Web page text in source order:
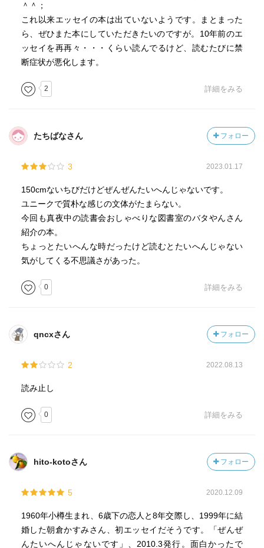
＾＾；
これ以来エッセイの本は出ていないようです。まとまった
ら、ぜひまた本にしていただきたいのですが。10年前のエ
ッセイを再再々・・・くらい読んでるけど、読むたびに禁
断症状が悪化します。
2 詳細をみる
たちばなさん フォロー
3 2023.01.17
150cmないちびだけどぜんぜんたいへんじゃないです。
ユニークで質朴な感じの文体がたまらない。
今回も真夜中の読書会おしゃべりな図書室のバタやんさん
紹介の本。
ちょっとたいへんな時だったけど読むとたいへんじゃない
気がしてくる不思議さがあった。
0 詳細をみる
qncxさん フォロー
2 2022.08.13
読み止し
0 詳細をみる
hito-kotoさん フォロー
5 2020.12.09
1960年小樽生まれ、6歳下の恋人と8年交際し、1999年に結
婚した朝倉かすみさん、初エッセイだそうです。「ぜんぜ
んたいへんじゃないです」、2010.3発行。面白かったで